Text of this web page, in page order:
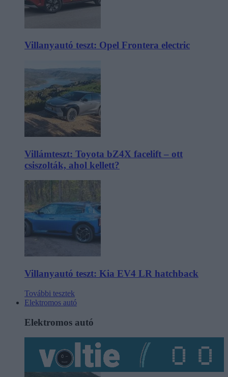
Villanyautó teszt: Opel Frontera electric
Villámteszt: Toyota bZ4X facelift – ott
csiszolták, ahol kellett?
Villanyautó teszt: Kia EV4 LR hatchback
További tesztek
Elektromos autó
Elektromos autó